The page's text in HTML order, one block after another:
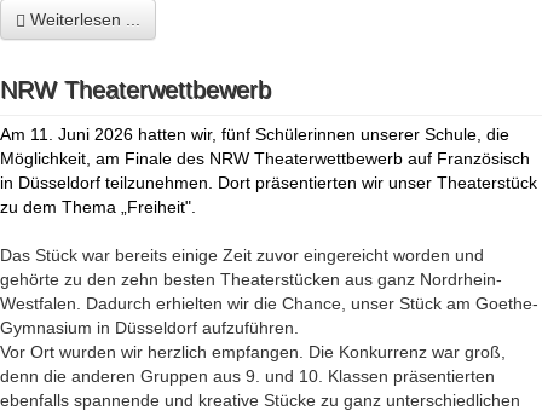
Weiterlesen ...
NRW Theaterwettbewerb
Am 11. Juni 2026 hatten wir, fünf Schülerinnen unserer Schule, die
Möglichkeit, am Finale des NRW Theaterwettbewerb auf Französisch
in Düsseldorf teilzunehmen. Dort präsentierten wir unser Theaterstück
zu dem Thema „Freiheit".
Das Stück war bereits einige Zeit zuvor eingereicht worden und
gehörte zu den zehn besten Theaterstücken aus ganz Nordrhein-
Westfalen. Dadurch erhielten wir die Chance, unser Stück am Goethe-
Gymnasium in Düsseldorf aufzuführen.
Vor Ort wurden wir herzlich empfangen. Die Konkurrenz war groß,
denn die anderen Gruppen aus 9. und 10. Klassen präsentierten
ebenfalls spannende und kreative Stücke zu ganz unterschiedlichen